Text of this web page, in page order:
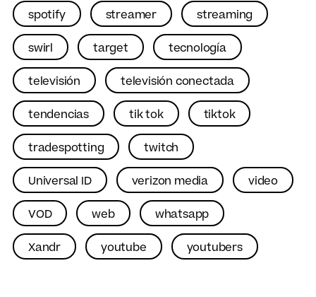
spotify streamer streaming
swirl target tecnología
televisión televisión conectada
tendencias tik tok tiktok
tradespotting twitch
Universal ID verizon media video
VOD web whatsapp
Xandr youtube youtubers